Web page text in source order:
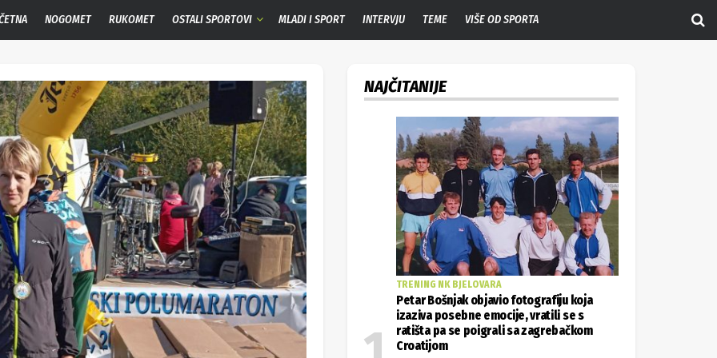
NOGOMET RUKOMET OSTALI SPORTOVI MLADI I SPORT INTERVJU TEME VIŠE OD SPORTA
NAJČITANIJE
TRENING NK BJELOVARA
Petar Bošnjak objavio fotografiju koja
izaziva posebne emocije, vratili se s
ratišta pa se poigrali sa zagrebačkom
Croatijom